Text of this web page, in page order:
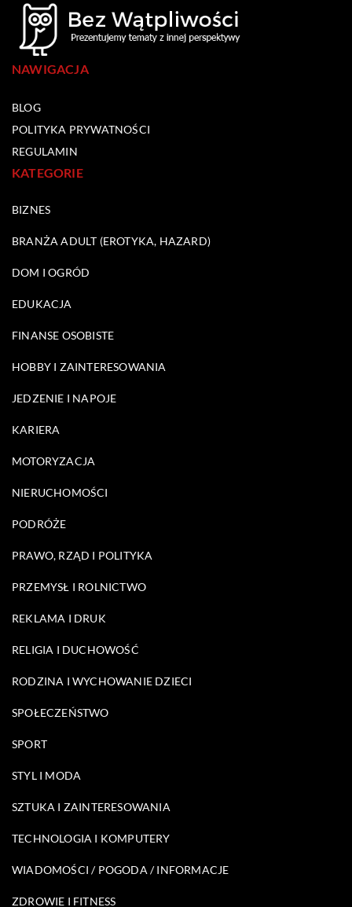
NAWIGACJA
BLOG
POLITYKA PRYWATNOŚCI
REGULAMIN
KATEGORIE
BIZNES
BRANŻA ADULT (EROTYKA, HAZARD)
DOM I OGRÓD
EDUKACJA
FINANSE OSOBISTE
HOBBY I ZAINTERESOWANIA
JEDZENIE I NAPOJE
KARIERA
MOTORYZACJA
NIERUCHOMOŚCI
PODRÓŻE
PRAWO, RZĄD I POLITYKA
PRZEMYSŁ I ROLNICTWO
REKLAMA I DRUK
RELIGIA I DUCHOWOŚĆ
RODZINA I WYCHOWANIE DZIECI
SPOŁECZEŃSTWO
SPORT
STYL I MODA
SZTUKA I ZAINTERESOWANIA
TECHNOLOGIA I KOMPUTERY
WIADOMOŚCI / POGODA / INFORMACJE
ZDROWIE I FITNESS